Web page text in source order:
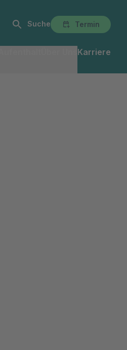
Suche Termin
Karriere